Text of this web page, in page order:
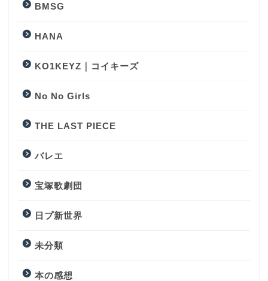
BMSG
HANA
KO1KEYZ｜コイキーズ
No No Girls
THE LAST PIECE
バレエ
宝塚歌劇団
日プ新世界
未分類
本の感想